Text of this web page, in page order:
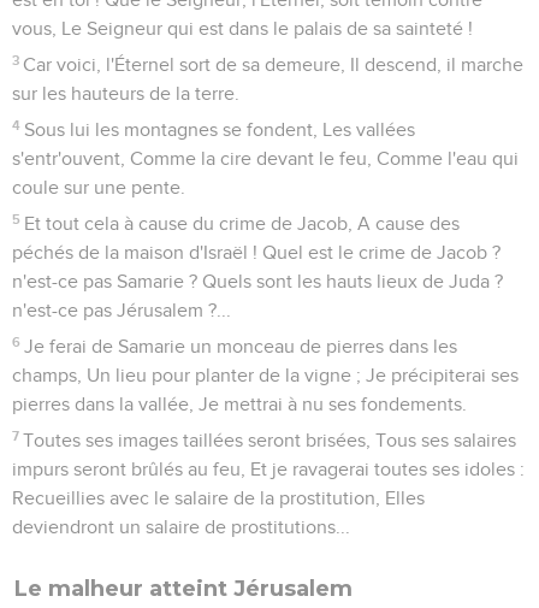
vous, Le Seigneur qui est dans le palais de sa sainteté !
3 Car voici, l'Éternel sort de sa demeure, Il descend, il marche
sur les hauteurs de la terre.
4 Sous lui les montagnes se fondent, Les vallées
s'entr'ouvent, Comme la cire devant le feu, Comme l'eau qui
coule sur une pente.
5 Et tout cela à cause du crime de Jacob, A cause des
péchés de la maison d'Israël ! Quel est le crime de Jacob ?
n'est-ce pas Samarie ? Quels sont les hauts lieux de Juda ?
n'est-ce pas Jérusalem ?...
6 Je ferai de Samarie un monceau de pierres dans les
champs, Un lieu pour planter de la vigne ; Je précipiterai ses
pierres dans la vallée, Je mettrai à nu ses fondements.
7 Toutes ses images taillées seront brisées, Tous ses salaires
impurs seront brûlés au feu, Et je ravagerai toutes ses idoles :
Recueillies avec le salaire de la prostitution, Elles
deviendront un salaire de prostitutions...
Le malheur atteint Jérusalem